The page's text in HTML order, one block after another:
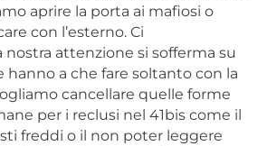
aprire la porta ai mafiosi o
con l’esterno. Ci
nostra attenzione si sofferma su
hanno a che fare soltanto con la
cancellare quelle forme
per i reclusi nel 41bis come il
freddi o il non poter leggere